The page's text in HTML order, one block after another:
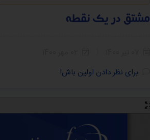
مشتق در یک نقطه
برای نظر دادن اولین باش!
1 2